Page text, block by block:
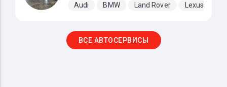
Audi BMW Land Rover Lexus
ВСЕ АВТОСЕРВИСЫ